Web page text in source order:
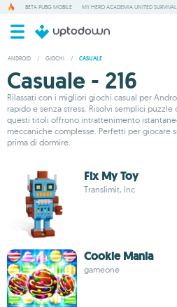
BETA PUBG MOBILE MY HERO ACADEMIA UNITED SURVIVAL
ANDROID / GIOCHI / CASUALE
Casuale - 216
Rilassati con i migliori giochi casual per
rapido e senza stress. Risolvi semplici
questi titoli offrono intrattenimento
meccaniche complesse. Perfetti per giocare
prima di dormire.
Fix My Toy
Translimit, Inc
Cookie Mania
gameone